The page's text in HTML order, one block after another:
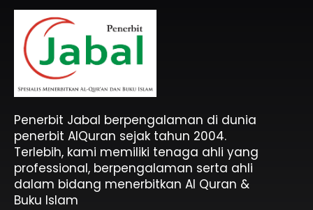
Penerbit Al Quran & Buku Islam Berpengalaman Sejak 2004
Penerbit Jabal berpengalaman di dunia
penerbit AlQuran sejak tahun 2004.
Terlebih, kami memiliki tenaga ahli yang
professional, berpengalaman serta ahli
dalam bidang menerbitkan Al Quran &
Buku Islam